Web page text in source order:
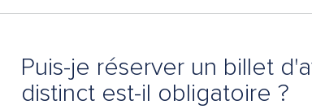
Puis-je réserver un billet
distinct est-il obligatoire ?